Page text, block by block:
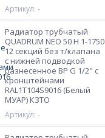
Артикул: -
Радиатор трубчатый
QUADRUM NEO 50 H 1-1750
12 секций без т/клапана
с нижней подводкой
разнесенное ВР G 1/2" с
кронштейнами
RAL1T104S9016 (Белый
МУАР) КЗТО
Артикул: -